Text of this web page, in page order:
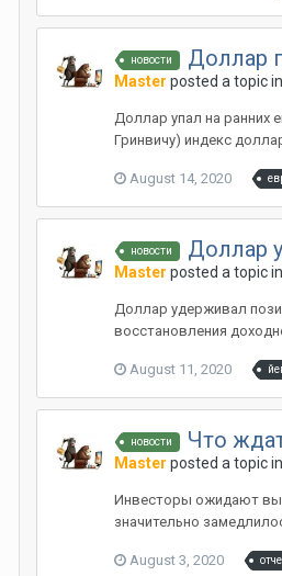
новости Доллар
Master posted a topic in
Доллар упал на ранних
Гринвичу) индекс
August 14, 2020
новости Доллар
Master posted a topic in
Доллар удерживал
восстановления
August 11, 2020
новости Что
Master posted a topic in
Инвесторы ожидают
значительно
August 3, 2020